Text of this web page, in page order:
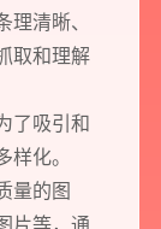
理清晰、
取和理解
了吸引和
样化。
量的图
片等，通